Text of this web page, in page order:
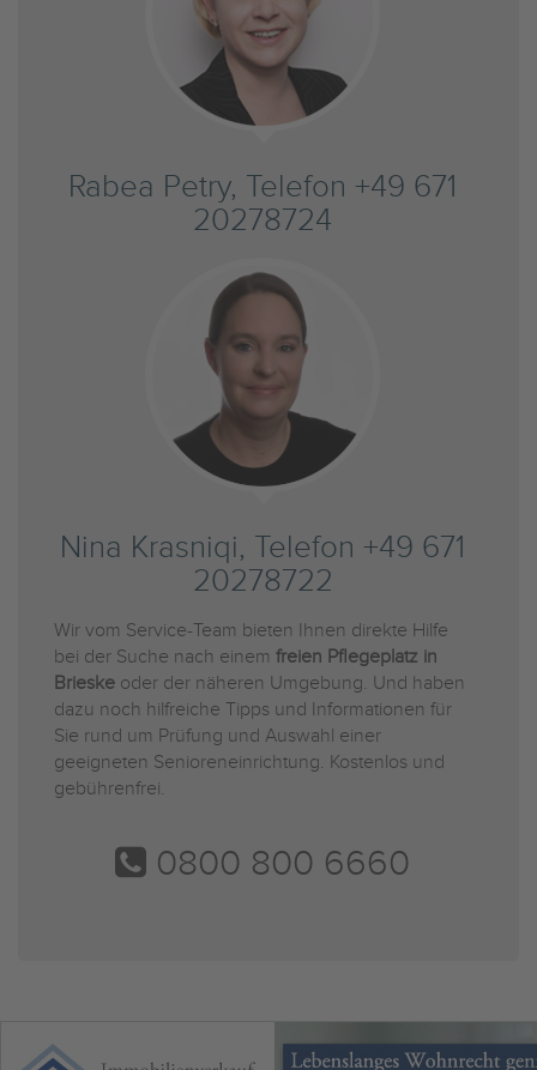
Rabea Petry, Telefon +49 671
20278724
Nina Krasniqi, Telefon +49 671
20278722
Wir vom Service-Team bieten Ihnen direkte Hilfe
bei der Suche nach einem freien Pflegeplatz in
Brieske oder der näheren Umgebung. Und haben
dazu noch hilfreiche Tipps und Informationen für
Sie rund um Prüfung und Auswahl einer
geeigneten Senioreneinrichtung. Kostenlos und
gebührenfrei.
0800 800 6660